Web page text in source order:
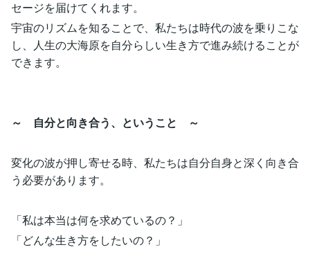
セージを届けてくれます。
宇宙のリズムを知ることで、私たちは時代の波を乗りこな
し、人生の大海原を自分らしい生き方で進み続けることが
できます。
～ 自分と向き合う、ということ ～
変化の波が押し寄せる時、私たちは自分自身と深く向き合
う必要があります。
「私は本当は何を求めているの？」
「どんな生き方をしたいの？」